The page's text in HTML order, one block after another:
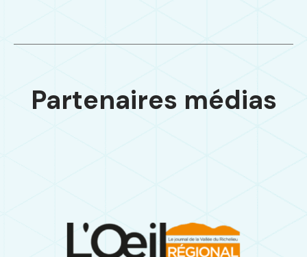
Partenaires médias